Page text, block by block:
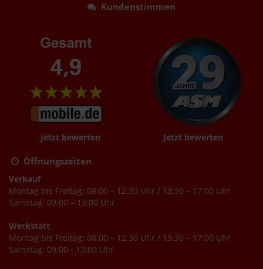
Kundenstimmen
Jetzt bewerten Jetzt bewerten
Öffnungszeiten
Verkauf
Montag bis Freitag: 08:00 – 12:30 Uhr / 13:30 – 17:00 Uhr
Samstag: 09:00 – 13:00 Uhr
Werkstatt
Montag bis Freitag: 08:00 – 12:30 Uhr / 13:30 – 17:00 Uhr
Samstag: 09:00 - 13:00 Uhr